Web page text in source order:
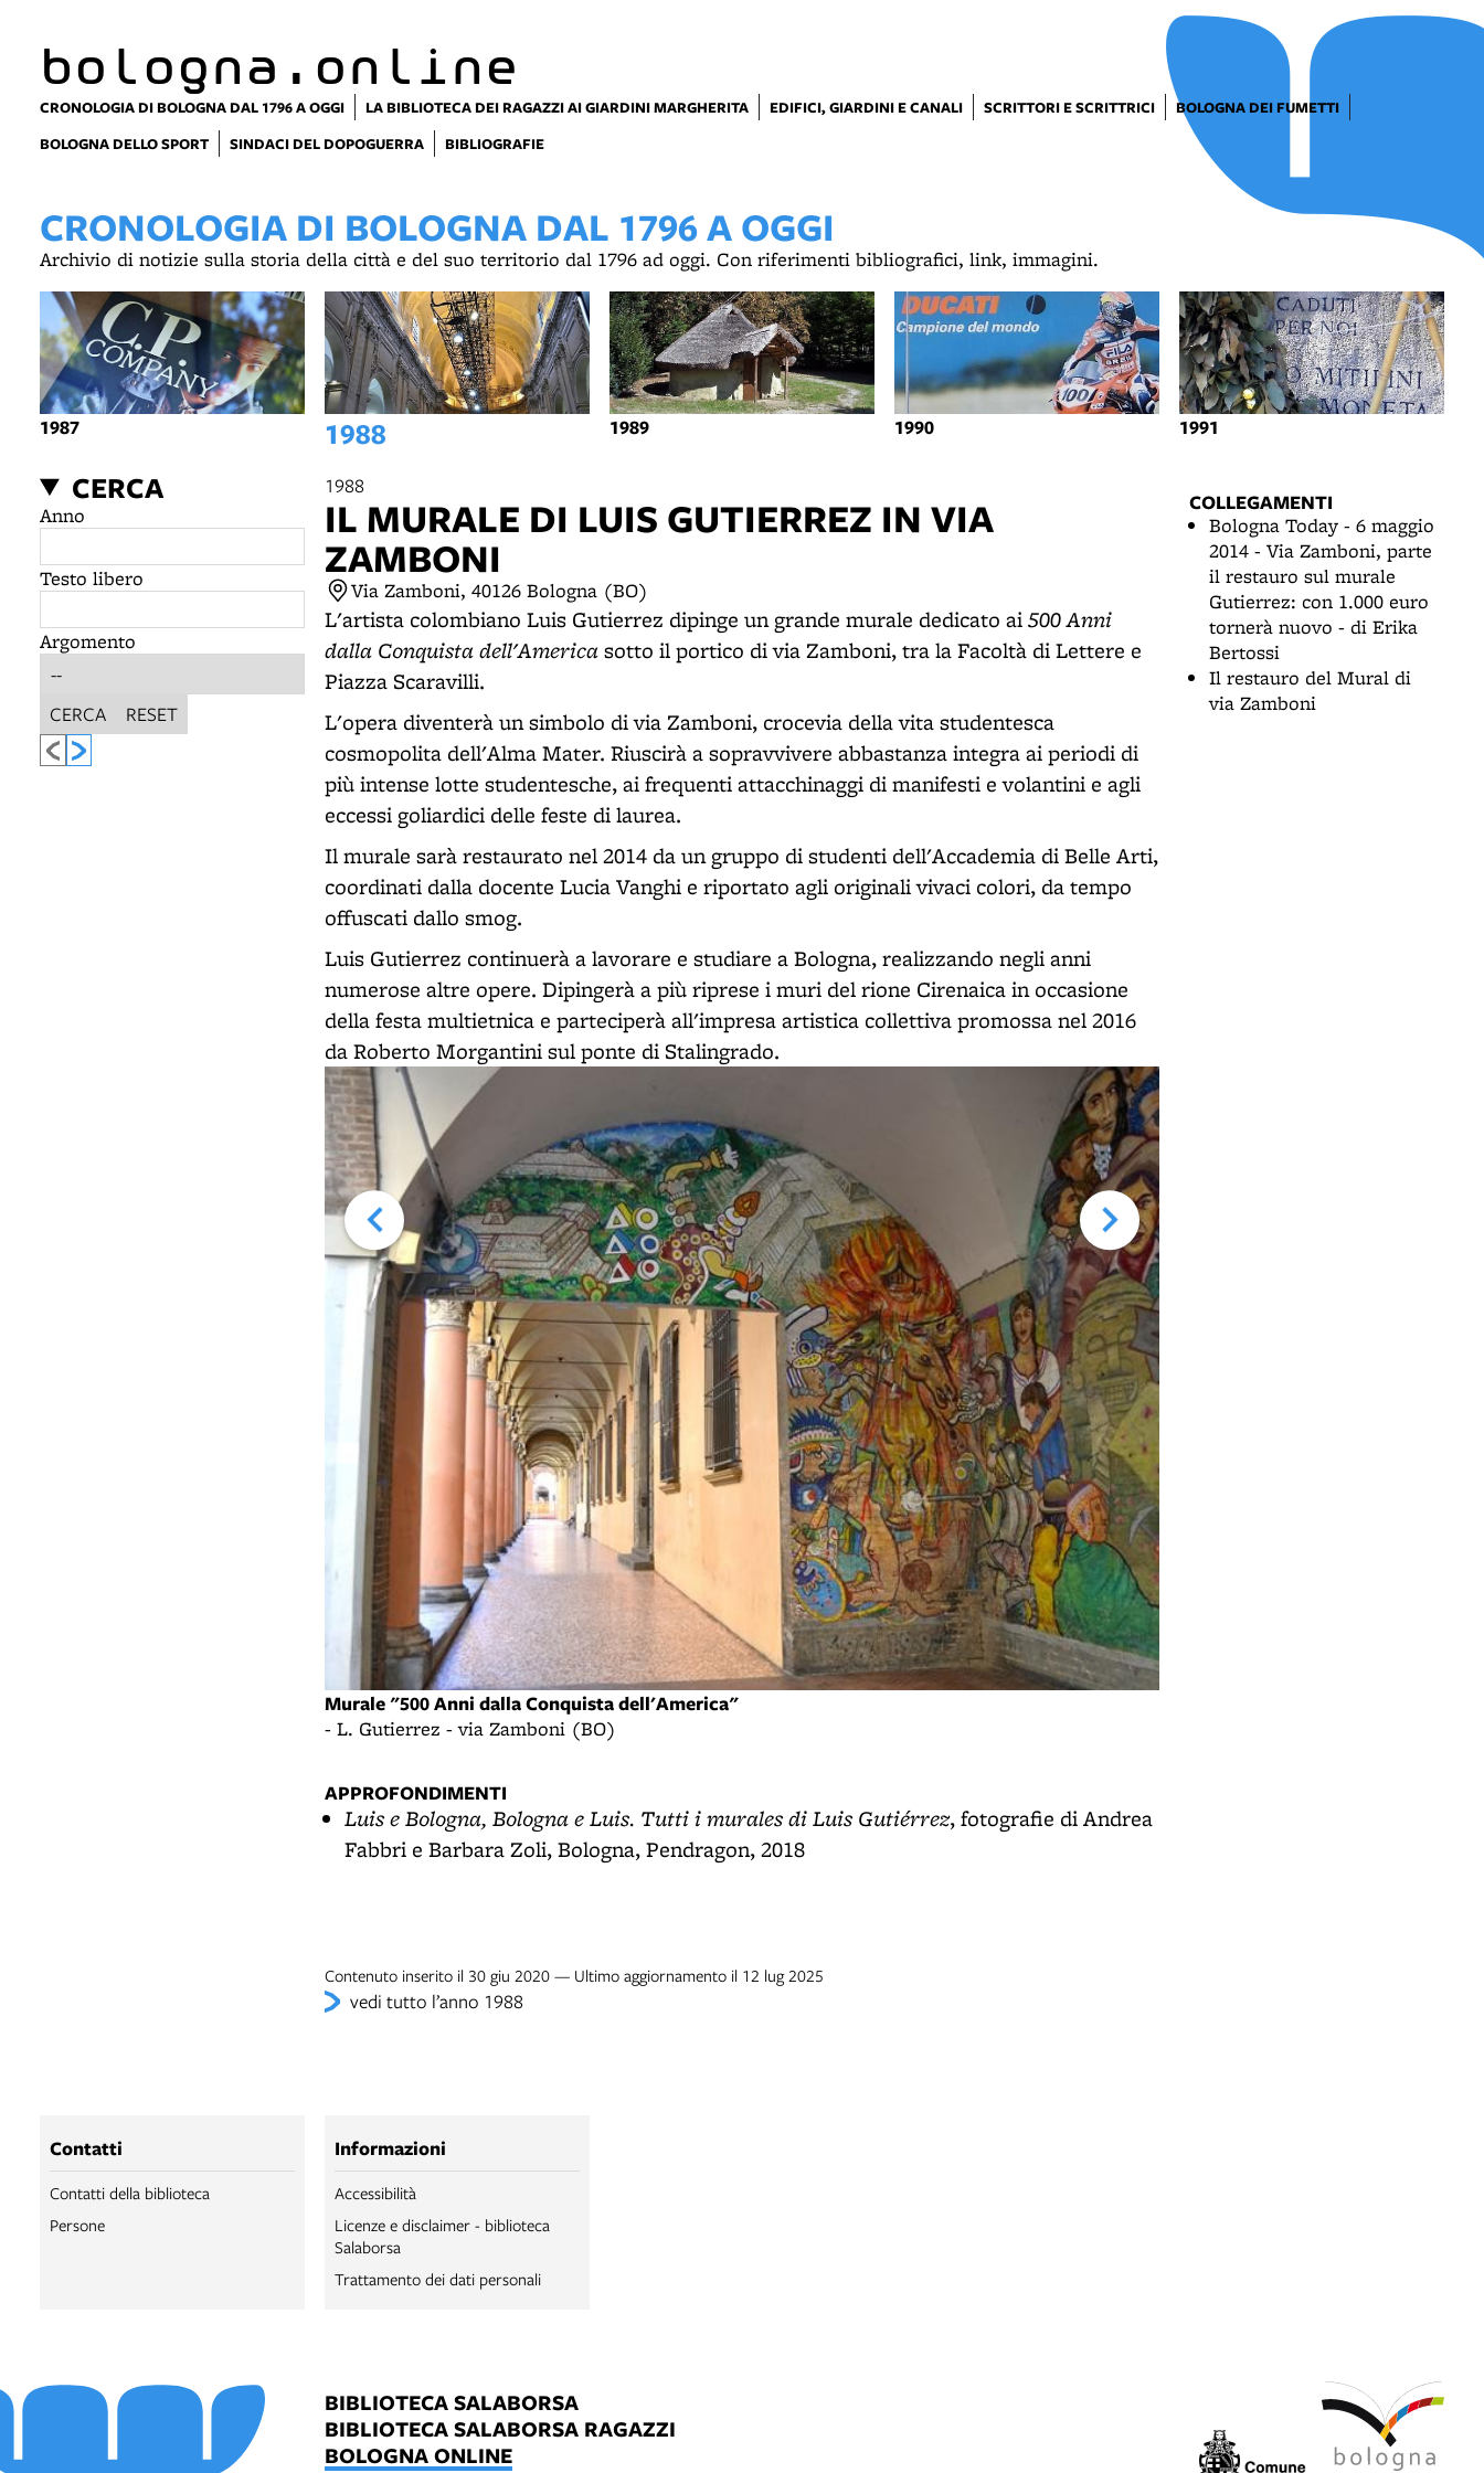
bologna.online
CRONOLOGIA DI BOLOGNA DAL 1796 A OGGI LA BIBLIOTECA DEI RAGAZZI AI GIARDINI MARGHERITA EDIFICI, GIARDINI E CANALI SCRITTORI E SCRITTRICI
BOLOGNA DEI FUMETTI
BOLOGNA DELLO SPORT
SINDACI DEL DOPOGUERRA BIBLIOGRAFIE
CRONOLOGIA DI BOLOGNA DAL 1796 A OGGI
Archivio di notizie sulla storia della città e del suo territorio dal 1796 ad oggi. Con riferimenti bibliografici, link, immagini.
1987 1988 1989 1990 1991
CERCA
Anno
Testo libero
Argomento
CERCA RESET
1988
IL MURALE DI LUIS GUTIERREZ IN VIA
ZAMBONI
Via Zamboni, 40126 Bologna (BO)
L'artista colombiano Luis Gutierrez dipinge un grande murale dedicato ai500 Anni
dalla Conquista dell'Americasotto il portico di via Zamboni, tra la Facoltà di Lettere e
Piazza Scaravilli.
L'opera diventerà un simbolo di via Zamboni, crocevia della vita studentesca
cosmopolita dell'Alma Mater. Riuscirà a sopravvivere abbastanza integra ai periodi di
più intense lotte studentesche, ai frequenti attacchinaggi di manifesti e volantini e agli
eccessi goliardici delle feste di laurea.
Il murale sarà restaurato nel 2014 da un gruppo di studenti dell'Accademia di Belle Arti,
coordinati dalla docente Lucia Vanghi e riportato agli originali vivaci colori, da tempo
offuscati dallo smog.
Luis Gutierrez continuerà a lavorare e studiare a Bologna, realizzando negli anni
numerose altre opere. Dipingerà a più riprese i muri del rione Cirenaica in occasione
della festa multietnica e parteciperà all'impresa artistica collettiva promossa nel 2016
da Roberto Morgantini sul ponte di Stalingrado.
Murale "500 Anni dalla Conquista dell'America"
- L. Gutierrez - via Zamboni (BO)
APPROFONDIMENTI
Luis e Bologna, Bologna e Luis. Tutti i murales di Luis Gutiérrez, fotografie di Andrea
Fabbri e Barbara Zoli, Bologna, Pendragon, 2018
Contenuto inserito il 30 giu 2020 — Ultimo aggiornamento il 12 lug 2025
vedi tutto l’anno 1988
COLLEGAMENTI
Bologna Today - 6 maggio
2014 - Via Zamboni, parte
il restauro sul murale
Gutierrez: con 1.000 euro
tornerà nuovo - di Erika
Bertossi
Il restauro del Mural di
via Zamboni
Contatti
Contatti della biblioteca
Persone
Informazioni
Accessibilità
Licenze e disclaimer - biblioteca
Salaborsa
Trattamento dei dati personali
BIBLIOTECA SALABORSA
BIBLIOTECA SALABORSA RAGAZZI
BOLOGNA ONLINE